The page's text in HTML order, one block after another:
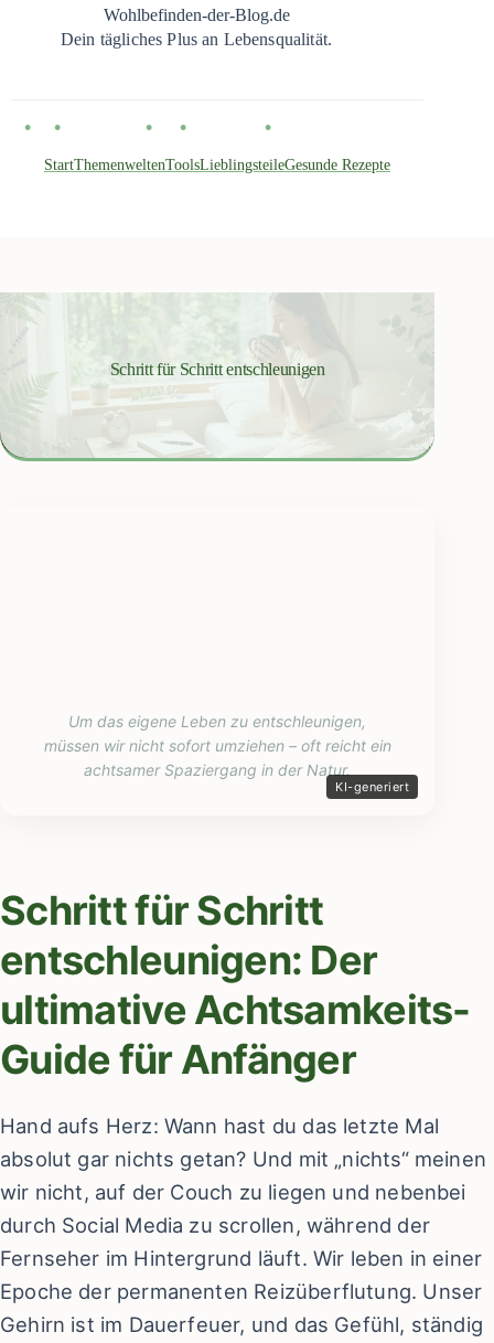
Wohlbefinden-der-Blog.de
Dein tägliches Plus an Lebensqualität.
StartThemenweltenToolsLieblingsteileGesunde Rezepte
Schritt für Schritt entschleunigen
Um das eigene Leben zu entschleunigen,
müssen wir nicht sofort umziehen – oft reicht ein
achtsamer Spaziergang in der Natur.
Schritt für Schritt
entschleunigen: Der
ultimative Achtsamkeits-
Guide für Anfänger
Hand aufs Herz: Wann hast du das letzte Mal
absolut gar nichts getan? Und mit „nichts“ meinen
wir nicht, auf der Couch zu liegen und nebenbei
durch Social Media zu scrollen, während der
Fernseher im Hintergrund läuft. Wir leben in einer
Epoche der permanenten Reizüberflutung. Unser
Gehirn ist im Dauerfeuer, und das Gefühl, ständig